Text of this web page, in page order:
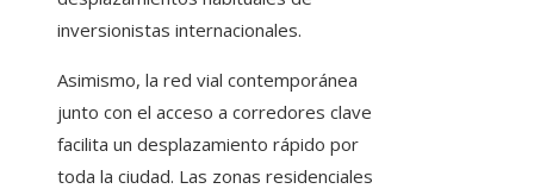
inversionistas internacionales.
Asimismo, la red vial contemporánea
junto con el acceso a corredores clave
facilita un desplazamiento rápido por
toda la ciudad. Las zonas residenciales